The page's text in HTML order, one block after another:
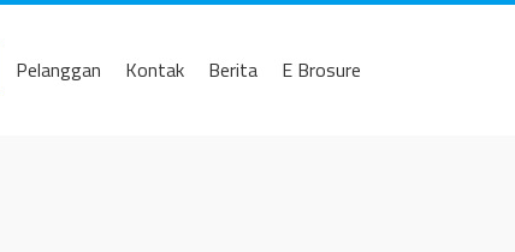
Pelanggan Kontak Berita E Brosure